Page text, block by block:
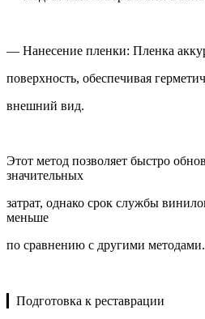
— Нанесение пленки: Пленка
поверхность, обеспечивая
внешний вид.
Этот метод позволяет быстро
значительных
затрат, однако срок службы
меньше
по сравнению с другими методами.
▎Подготовка к реставрации